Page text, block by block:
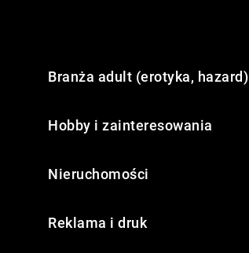
Branża adult (erotyka, hazard)
Hobby i zainteresowania
Nieruchomości
Reklama i druk